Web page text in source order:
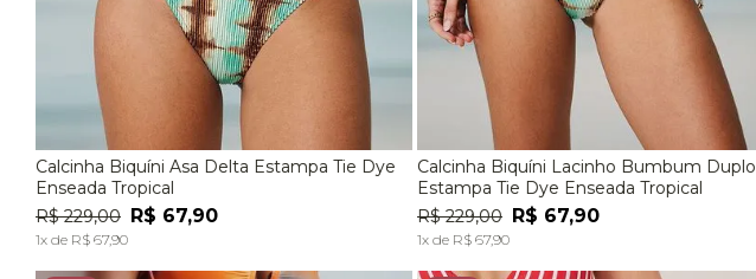
P
ADICIONAR À SACOLA
Calcinha Biquíni Asa Delta Estampa Tie Dye
Enseada Tropical
R$ 229,00 R$ 67,90
1x de R$ 67,90
M
P
ADICIONAR À SACOLA
Calcinha Biquíni Lacinho Bumbum Duplo
Estampa Tie Dye Enseada Tropical
R$ 229,00 R$ 67,90
1x de R$ 67,90